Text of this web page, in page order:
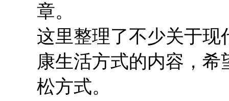
章。
这里整理了不少关于现
康生活方式的内容，
松方式。